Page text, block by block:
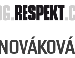
Respekt